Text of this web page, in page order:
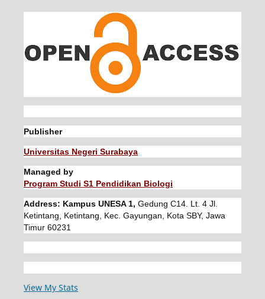
Publisher
Universitas Negeri Surabaya
Managed by
Program Studi S1 Pendidikan Biologi
Address: Kampus UNESA 1, Gedung C14. Lt. 4 Jl.
Ketintang, Ketintang, Kec. Gayungan, Kota SBY, Jawa
Timur 60231
View My Stats